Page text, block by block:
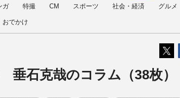
ガ 特撮 CM スポーツ 社会・経済 グルメ
おでかけ
石克哉のコラム（38枚）